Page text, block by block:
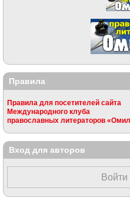
Правила
Правила для посетителей сайта
Международного клуба
православных литераторов
Вход для авторов
Войти